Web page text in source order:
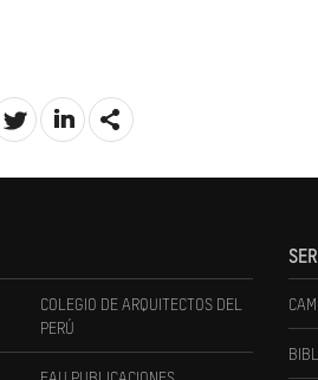
COLEGIO DE ARQUITECTOS DEL
PERÚ